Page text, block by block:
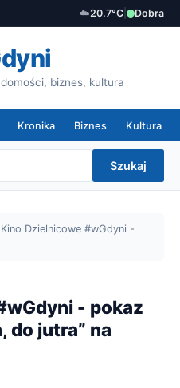
☁️20.7°C Dobra
biznes, kultura
Kronika Biznes Kultura
Szukaj
Kino Dzielnicowe #wGdyni -
- pokaz
do jutra” na